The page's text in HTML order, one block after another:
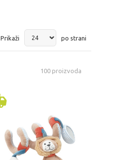
Prikaži po strani
100proizvoda